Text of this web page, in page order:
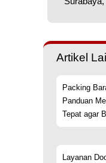
Artikel
Packing
Panduan
Tepat agar
Layanan